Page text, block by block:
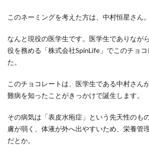
このネーミングを考えた方は、中村恒星さん。
なんと現役の医学生です。医学生でありなが
役を務める「株式会社SpinLife」でこのチョ
た。
このチョコレートは、医学生である中村さん
難病を知ったことがきっかけで誕生します。
その病気は「表皮水疱症」という先天性のも
膚が弱く、体液が外へ出やすいため、栄養管
だとか。